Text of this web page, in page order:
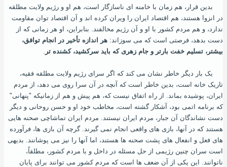
بدین‌ قرار، هم زمان با خامنه ‌ای ناسازگار است، هم او و رژیم ولایت مطلقه
در انزوا هستند، هم اقتصاد ایران را ویران کرده‌ اند و آن اقتصاد توان مقاومت
ندارد، و هم مردم کشور با او و آن رژیم مخالفند. بنابراین، او هر زمانی که از
دست بدهد، فرصتی است که می‌ سوزاند: هر اندازه تأخیر در انجام توافق،
بیشتر، تسلیم خفت بارتر و جام زهری که باید سرکشید، کشنده ‌تر
یک بار دیگر خاطر نشان می ‌کند که اگر سرای رژیم ولایت مطلقه فقیه،
تاریک خانه است، بدین‌ خاطر است که آنچه در آن سرا روی می ‌دهد، از مردم
ایران، پوشیده بماند. از راه اتفاق نیست که، هم پیش و هم از زمانیکه "پنهانی"
که برنامه اتمی بود، آشکار گشته است، مخاطب خود او و حسن روحانی و دیگر
دست نشاندگان آن جبار، مردم ایران نیستند. مردم ایران تماشاچی صحنه‌ هایی
هستند که در آنها، بازی های واقعی انجام نمی ‌گیرند. گرچه آن بازی ها، فرآورده‌
های فعل و انفعال های پشت صحنه ‌ها هستند، اما آنها را نیز می‌ پوشانند. بدیهی
است سران چنین رژیمی از حل مسئله در داخل و با مردم کشور، مطلقاً،
ناتوانند. این یکی از آن ضعف ها است که مردم کشور می ‌توانند برای پایان